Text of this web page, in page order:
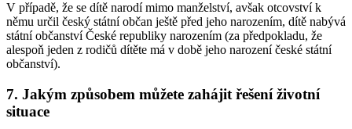
V případě, že se dítě narodí mimo manželství, avšak otcovství k
němu určil český státní občan ještě před jeho narozením, dítě nabývá
státní občanství České republiky narozením (za předpokladu, že
alespoň jeden z rodičů dítěte má v době jeho narození české státní
občanství).
7. Jakým způsobem můžete zahájit řešení životní
situace